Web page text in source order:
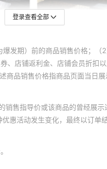
登录查看全部
发期）前的商品销售价格；
店铺返利金、店铺会员折
品销售价格指商品页面当日
售指导价或该商品的曾经展示
惠活动发生变化，最终以订单结